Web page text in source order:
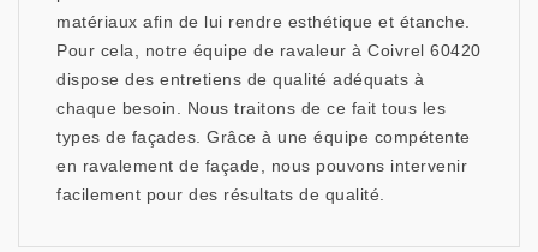
matériaux afin de lui rendre esthétique et étanche.
Pour cela, notre équipe de ravaleur à Coivrel 60420
dispose des entretiens de qualité adéquats à
chaque besoin. Nous traitons de ce fait tous les
types de façades. Grâce à une équipe compétente
en ravalement de façade, nous pouvons intervenir
facilement pour des résultats de qualité.